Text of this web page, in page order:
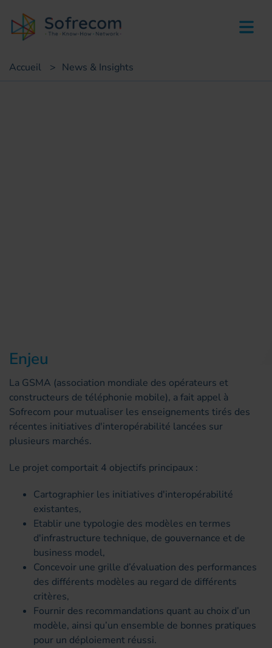
Accueil > News & Insights
Enjeu
La GSMA (association mondiale des opérateurs et
constructeurs de téléphonie mobile), a fait appel à
Sofrecom pour mutualiser les enseignements tirés des
récentes initiatives d'interopérabilité lancées sur
plusieurs marchés.
Le projet comportait 4 objectifs principaux :
Cartographier les initiatives d'interopérabilité
existantes,
Etablir une typologie des modèles en termes
d'infrastructure technique, de gouvernance et de
business model,
Concevoir une grille d’évaluation des performances
des différents modèles au regard de différents
critères,
Fournir des recommandations quant au choix d’un
modèle, ainsi qu’un ensemble de bonnes pratiques
pour un déploiement réussi.